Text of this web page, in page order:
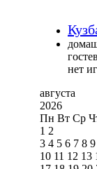
нет
августа
2026
Пн Вт Ср
1 2
3 4 5 6 7 8 9
10 11 12 13